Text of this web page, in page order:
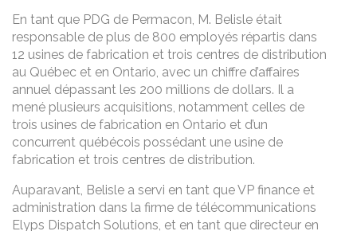
En tant que PDG de Permacon, M. Belisle était
responsable de plus de 800 employés répartis dans
12 usines de fabrication et trois centres de distribution
au Québec et en Ontario, avec un chiffre d’affaires
annuel dépassant les 200 millions de dollars. Il a
mené plusieurs acquisitions, notamment celles de
trois usines de fabrication en Ontario et d’un
concurrent québécois possédant une usine de
fabrication et trois centres de distribution.
Auparavant, Belisle a servi en tant que VP finance et
administration dans la firme de télécommunications
Elyps Dispatch Solutions, et en tant que directeur en